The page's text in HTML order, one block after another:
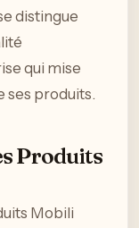
distingue
qui mise
ses produits.
Produits
Mobili